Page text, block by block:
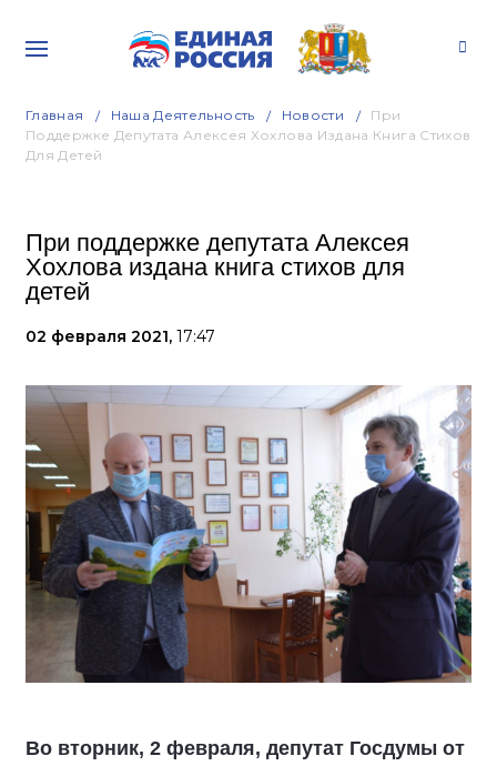
Главная Наша Деятельность Новости
При
Поддержке Депутата Алексея Хохлова Издана Книга Стихов
Для Детей
При поддержке депутата Алексея
Хохлова издана книга стихов для
детей
02 февраля 2021, 17:47
Во вторник, 2 февраля, депутат Госдумы от